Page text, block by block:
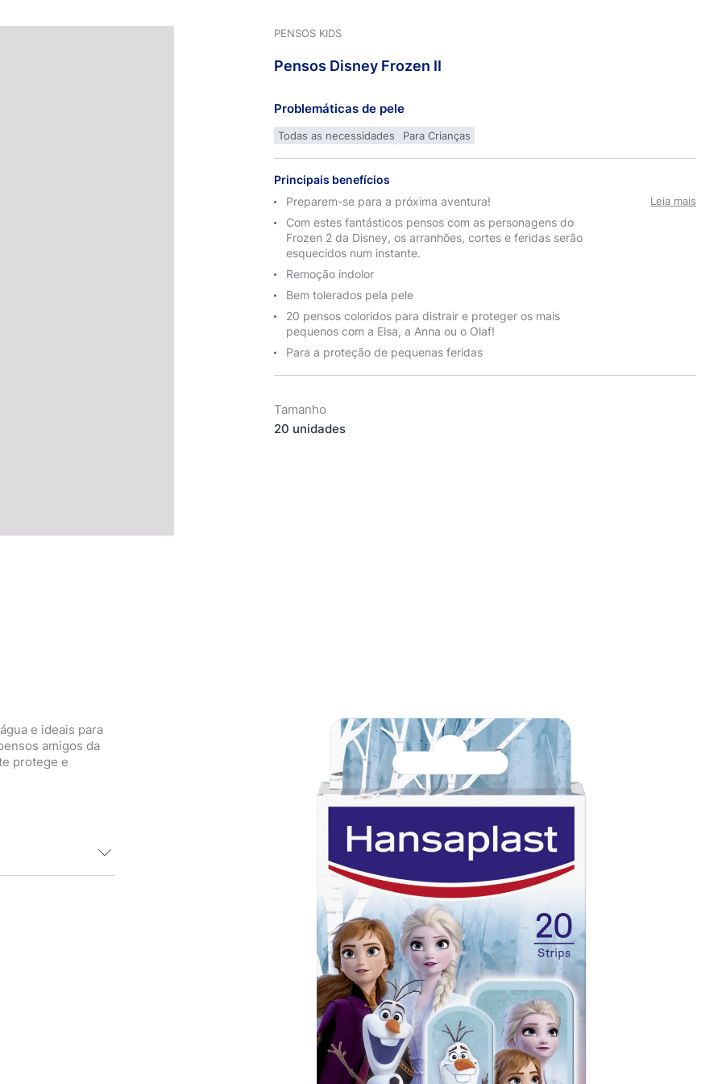
PENSOS KIDS
Pensos Disney Frozen II
Problemáticas de pele
Todas as necessidades Para Crianças
Principais benefícios
Preparem-se para a próxima aventura!
Com estes fantásticos pensos com as personagens do
Frozen 2 da Disney, os arranhões, cortes e feridas serão
esquecidos num instante.
Remoção indolor
Bem tolerados pela pele
20 pensos coloridos para distrair e proteger os mais
pequenos com a Elsa, a Anna ou o Olaf!
Para a proteção de pequenas feridas
Leia mais
Tamanho
20 unidades
e ideais para
amigos da
protege e